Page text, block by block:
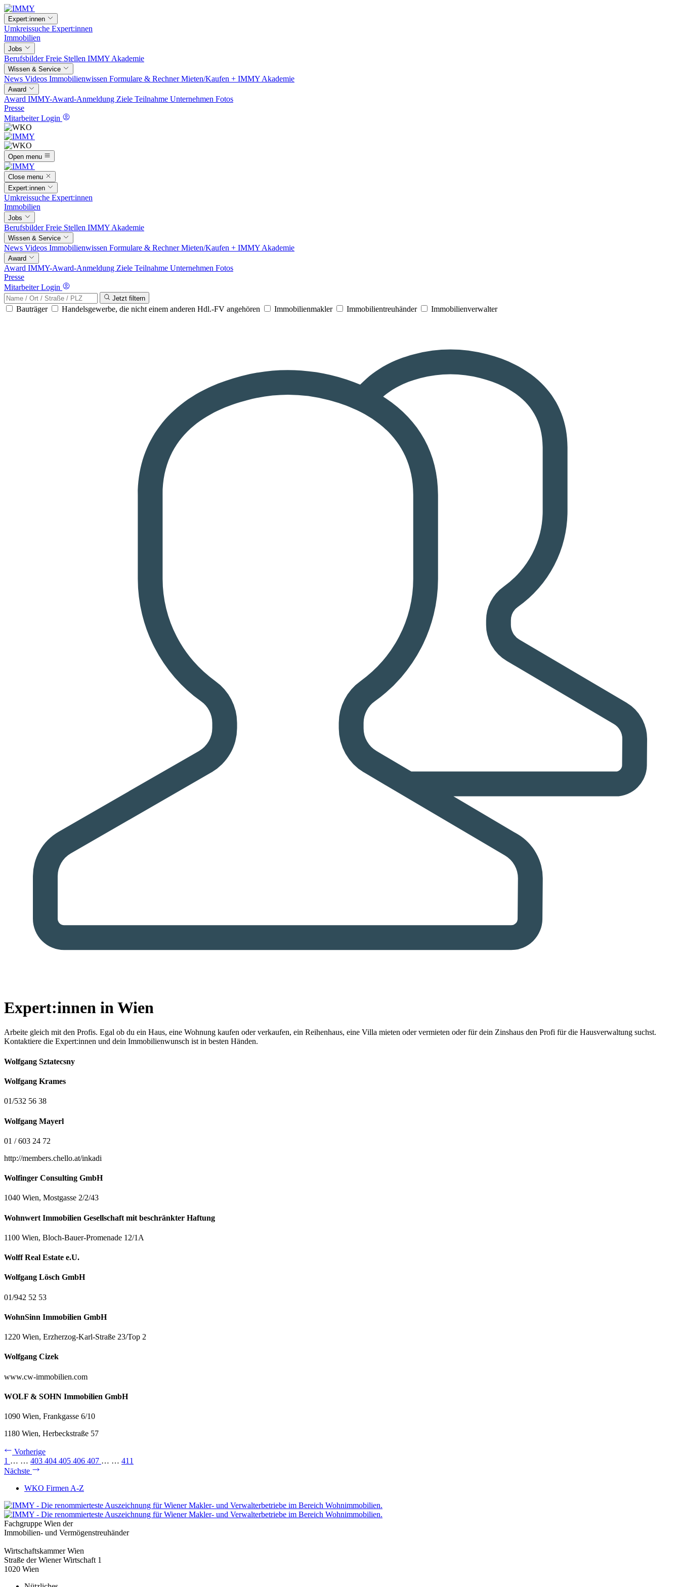
Expert:innen
Umkreissuche Expert:innen
Immobilien
Jobs
BerufsbilderFreie Stellen IMMY Akademie
Wissen & Service
News Videos Immobilienwissen Formulare & RechnerMieten/Kaufen + IMMY Akademie
Award
Award IMMY-Award-Anmeldung Ziele Teilnahme Unternehmen Fotos
Presse
Mitarbeiter Login
Open menu
Close menu
Expert:innen
Umkreissuche Expert:innen
Immobilien
Jobs
BerufsbilderFreie Stellen IMMY Akademie
Wissen & Service
News Videos Immobilienwissen Formulare & RechnerMieten/Kaufen + IMMY Akademie
Award
Award IMMY-Award-Anmeldung Ziele Teilnahme Unternehmen Fotos
Presse
Mitarbeiter Login
Jetzt filtern
Bauträger Handelsgewerbe, die nicht einem anderen Hdl.-FV angehören Immobilienmakler Immobilientreuhänder Immobilienverwalter
Expert:innen in Wien
Arbeite gleich mit den Profis. Egal ob du ein Haus, eine Wohnung kaufen oder verkaufen, ein Reihenhaus, eine Villa mieten oder vermieten oder für dein Zinshaus den Profi für die Hausverwaltung suchst.
Kontaktiere die Expert:innen und dein Immobilienwunsch ist in besten Händen.
Wolfgang Sztatecsny
Wolfgang Krames
01/532 56 38
Wolfgang Mayerl
01 / 603 24 72
http://members.chello.at/inkadi
Wolfinger Consulting GmbH
1040 Wien, Mostgasse 2/2/43
Wohnwert Immobilien Gesellschaft mit beschränkter Haftung
1100 Wien, Bloch-Bauer-Promenade 12/1A
Wolff Real Estate e.U.
Wolfgang Lösch GmbH
01/942 52 53
WohnSinn Immobilien GmbH
1220 Wien, Erzherzog-Karl-Straße 23/Top 2
Wolfgang Cizek
www.cw-immobilien.com
WOLF & SOHN Immobilien GmbH
1090 Wien, Frankgasse 6/10
1180 Wien, Herbeckstraße 57
Vorherige
1 … … 403 404 405 406 407 … … 411
Nächste
WKO Firmen A-Z
Fachgruppe Wien der
Immobilien- und Vermögenstreuhänder
Wirtschaftskammer Wien
Straße der Wiener Wirtschaft 1
1020 Wien